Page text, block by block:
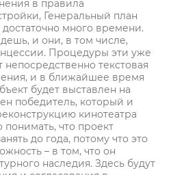
в правила
Генеральный план
достаточно много времени.
и они, в том числе,
Процедуры эти уже
текстовая
и в ближайшее время
будет выставлен на
победитель, который и
кинотеатра
понимать, что проект
до года, потому что это
– в том, что он
наследия. Здесь будут